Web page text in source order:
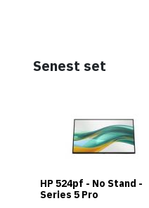
Senest set
HP 524pf - No Stand -
Series 5 Pro